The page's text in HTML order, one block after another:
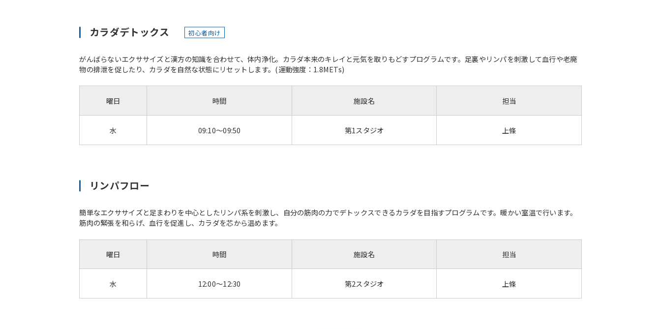
カラダデトックス 初心者向け
がんばらないエクササイズと漢方の知識を合わせて、体内浄化。カラダ本来のキレイと元気を取りもどすプログラムです。足裏やリンパを刺激して血行や老廃
物の排泄を促したり、カラダを自然な状態にリセットします。(運動強度：1.8METs)
曜日
水
時間
09:10～09:50
施設名
第1スタジオ
担当
上條
リンパフロー
簡単なエクササイズと足まわりを中心としたリンパ系を刺激し、自分の筋肉の力でデトックスできるカラダを目指すプログラムです。暖かい室温で行います。
筋肉の緊張を和らげ、血行を促進し、カラダを芯から温めます。
曜日
水
時間
12:00～12:30
施設名
第2スタジオ
担当
上條